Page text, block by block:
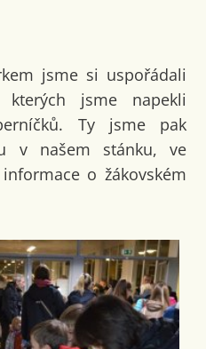
jsme si uspořádali
jsme napekli
Ty jsme pak
v našem stánku, ve
o žákovském